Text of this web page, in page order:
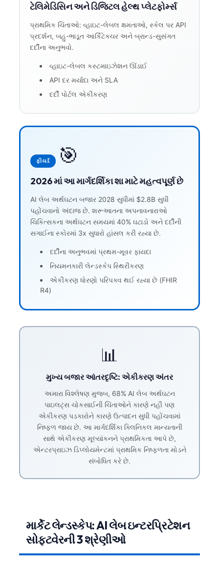
ટેલિમેડિસિન અને ડિજિટલ હેલ્થ પ્લેટફોર્મ્સ
પ્રાથમિક ચિંતાઓ: વ્હાઇટ-લેબલ ક્ષમતાઓ, સ્કેલ પર API
પ્રદર્શન, બહુ-ભાડૂત આર્કિટેક્ચર અને બ્રાન્ડ-સુસંગત
દર્દીના અનુભવો.
વ્હાઇટ-લેબલ કસ્ટમાઇઝેશન ઊંડાઈ
API દર મર્યાદા અને SLA
દર્દી પોર્ટલ એકીકરણ
ફીચર્ડ 🎯
2026 માં આ માર્ગદર્શિકા શા માટે મહત્વપૂર્ણ છે
AI લેબ અર્થઘટન બજાર 2028 સુધીમાં $2.8B સુધી
પહોંચવાનો અંદાજ છે. શરૂઆતના અપનાવનારાઓ
ચિકિત્સકના અર્થઘટન સમયમાં 40% ઘટાડો અને દર્દીની
સગાઈના સ્કોરમાં 3x સુધારો હાંસલ કરી રહ્યા છે.
દર્દીના અનુભવમાં પ્રથમ-મૂવર ફાયદા
નિયમનકારી લેન્ડસ્કેપ સ્થિરીકરણ
એકીકરણ ધોરણો પરિપક્વ થઈ રહ્યા છે (FHIR
R4)
📊
મુખ્ય બજાર આંતરદૃષ્ટિ: એકીકરણ અંતર
અમારા વિશ્લેષણ મુજબ, 68% AI લેબ અર્થઘટન
પાઇલટ્સ ચોકસાઈની ચિંતાઓને કારણે નહીં પણ
એકીકરણ પડકારોને કારણે ઉત્પાદન સુધી પહોંચવામાં
નિષ્ફળ જાય છે. આ માર્ગદર્શિકા ક્લિનિકલ માન્યતાની
સાથે એકીકરણ મૂલ્યાંકનને પ્રાથમિકતા આપે છે,
એન્ટરપ્રાઇઝ ડિપ્લોયમેન્ટમાં પ્રાથમિક નિષ્ફળતા મોડને
સંબોધિત કરે છે.
માર્કેટ લેન્ડસ્કેપ: AI લેબ ઇન્ટરપ્રિટેશન
સોફ્ટવેરની 3 શ્રેણીઓ